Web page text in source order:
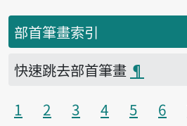
部首筆畫索引
快速跳去部首筆畫 ¶
1
2 3 4 5 6